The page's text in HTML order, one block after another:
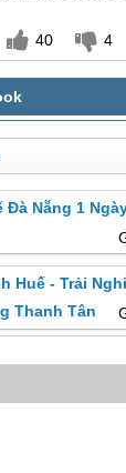
40 4
Đà Nẵng 1
Huế - Trải
Thanh Tân